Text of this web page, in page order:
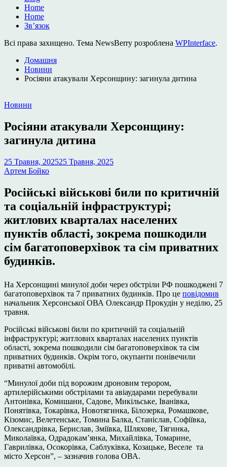
Home
Home
Зв’язок
Всі права захищено. Тема NewsBerry розроблена WPInterface.
Домашня
Новини
Росіяни атакували Херсонщину: загинула дитина
Опублікувати
Новини
Росіяни атакували Херсонщину:
загинула дитина
25 Травня, 202525 Травня, 2025
Артем Бойко
Російські військові били по критичній
та соціальній інфраструктурі;
житлових кварталах населених
пунктів області, зокрема пошкодили
сім багатоповерхівок та сім приватних
будинків.
На Херсонщині минулої доби через обстріли РФ пошкоджені 7
багатоповерхівок та 7 приватних будинків. Про це повідомив
начальник Херсонської ОВА Олександр Прокудін у неділю, 25
травня.
Російські військові били по критичній та соціальній
інфраструктурі; житлових кварталах населених пунктів
області, зокрема пошкодили сім багатоповерхівок та сім
приватних будинків. Окрім того, окупанти понівечили
приватні автомобілі.
“Минулої доби під ворожим дроновим терором,
артилерійськими обстрілами та авіаударами перебували
Антонівка, Комишани, Садове, Микільське, Іванівка,
Понятівка, Токарівка, Новотягинка, Білозерка, Ромашкове,
Кізомис, Велетенське, Томина Балка, Станіслав, Софіївка,
Олександрівка, Берислав, Зміївка, Шляхове, Тягинка,
Миколаївка, Одрадокам’янка, Михайлівка, Томарине,
Гаврилівка, Осокорівка, Саблуківка, Козацьке, Веселе та
місто Херсон”, – зазначив голова ОВА.